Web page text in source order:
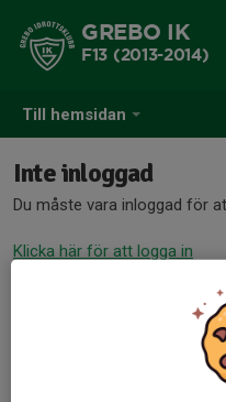
Till hemsidan
GREBO IK
F13 (2013-2014)
Inte inloggad
Du måste vara inloggad för
Klicka här för att logga in